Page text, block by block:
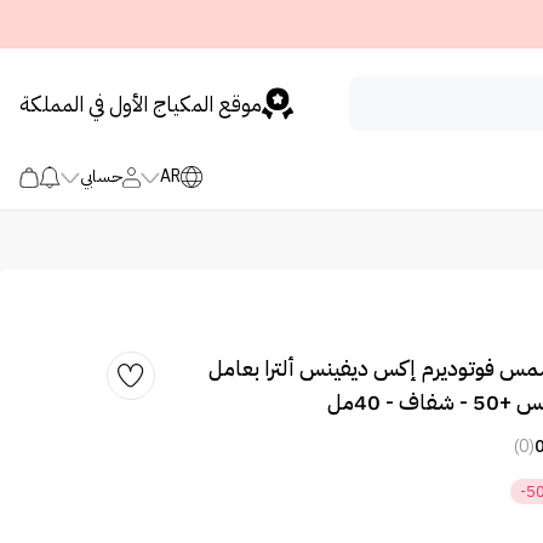
موقع المكياج الأول في المملكة
AR حسابي
شمس فوتوديرم إكس ديفينس ألترا بعامل
- 40مل
0
(0)
-